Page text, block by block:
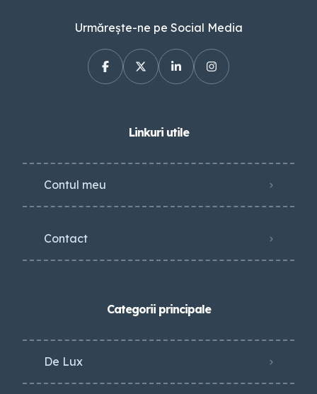
Urmărește-ne pe Social Media
Linkuri utile
Contul meu
Contact
Categorii principale
De Lux